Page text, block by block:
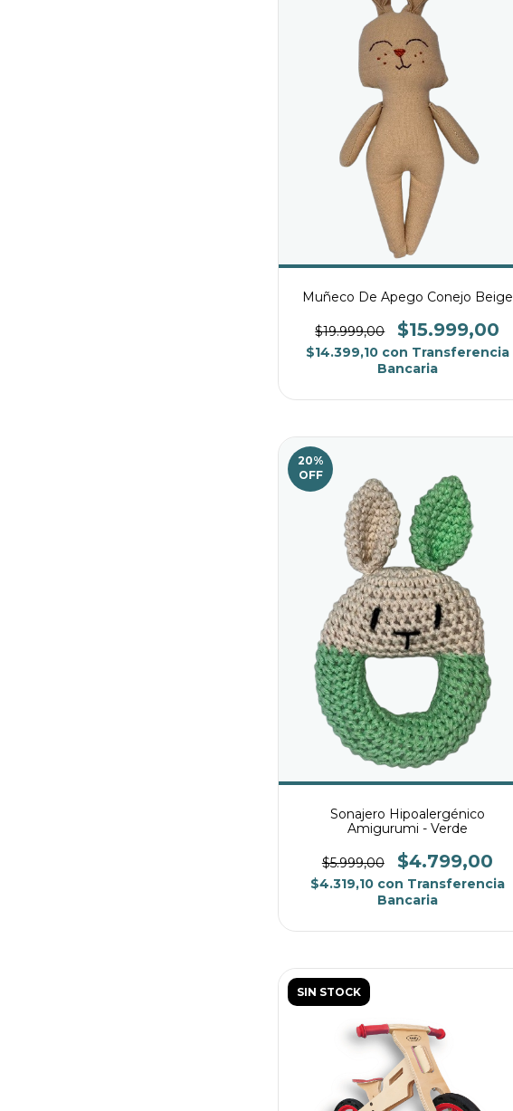
Muñeco De Apego Conejo Beige
$19.999,00 $15.999,00
$14.399,10 con Transferencia
Bancaria
20%
OFF
Sonajero Hipoalergénico
Amigurumi - Verde
$5.999,00 $4.799,00
$4.319,10 con Transferencia
Bancaria
SIN STOCK